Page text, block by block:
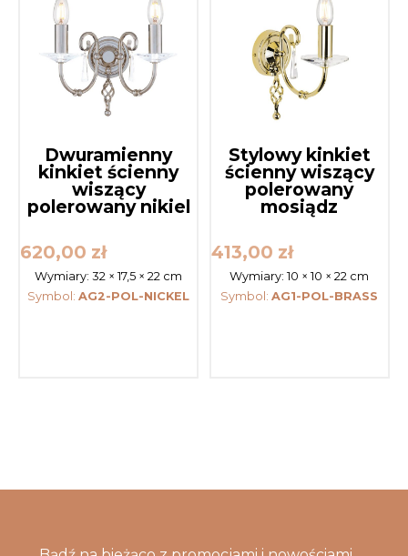
Dwuramienny
kinkiet ścienny
wiszący
polerowany nikiel
620,00 zł
Wymiary:32 × 17,5 × 22 cm
Symbol:AG2-POL-NICKEL
Stylowy kinkiet
ścienny wiszący
polerowany
mosiądz
413,00 zł
Wymiary:10 × 10 × 22 cm
Symbol:AG1-POL-BRASS